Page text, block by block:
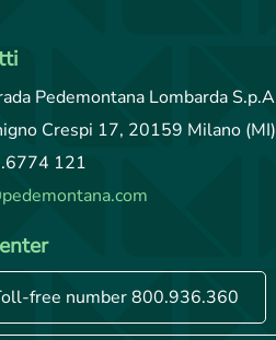
Pedemontana Lombarda S.p.A
Crespi 17, 20159 Milano (MI)
121
free number 800.936.360